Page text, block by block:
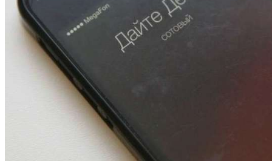
18:39
В Красноармейском районе Волгограда стартует
конкурс на ремонт моста через Волго‑Донской
судоходный канал
Фестиваль #ТриЧетыре в Волгограде пройдёт
11–13 сентября в рамках Года единства народов